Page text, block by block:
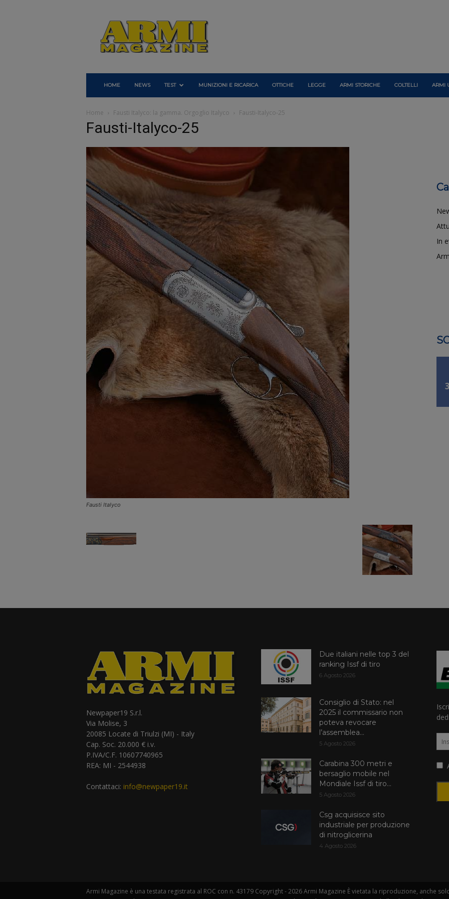
Armi
Magazine
HOME NEWS TEST MUNIZIONI E RICARICA OTTICHE LEGGE ARMI STORICHE COLTELLI ARMI
Home Fausti Italyco: la gamma. Orgoglio Italyco Fausti-Italyco-25
Fausti-Italyco-25
Fausti Italyco
In
Newpaper19 S.r.l.
Via Molise, 3
20085 Locate di Triulzi (MI) - Italy
Cap. Soc. 20.000 € i.v.
P.IVA/C.F. 10607740965
REA: MI - 2544938
Contattaci: info@newpaper19.it
Due italiani nelle top 3 del
ranking Issf di tiro
6 Agosto 2026
Consiglio di Stato: nel
2025 il commissario non
poteva revocare
l’assemblea...
5 Agosto 2026
Carabina 300 metri e
bersaglio mobile nel
Mondiale Issf di tiro...
5 Agosto 2026
Csg acquisisce sito
industriale per produzione
di nitroglicerina
4 Agosto 2026
Armi Magazine è una testata registrata al ROC con n. 43179 Copyright - 2026 Armi Magazine È vietata la riproduzione, anche